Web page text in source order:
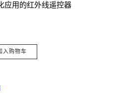
应用的红外线遥控器